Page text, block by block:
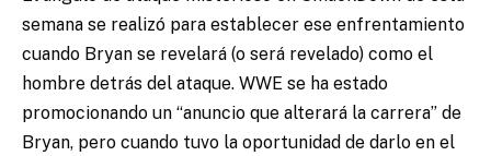
semana se realizó para establecer ese enfrentamiento
cuando Bryan se revelará (o será revelado) como el
hombre detrás del ataque. WWE se ha estado
promocionando un “anuncio que alterará la carrera” de
Bryan, pero cuando tuvo la oportunidad de darlo en el